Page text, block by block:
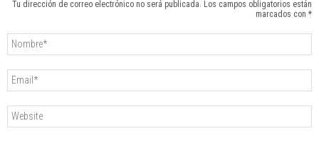
Tu dirección de correo electrónico no será publicada. Los campos obligatorios están
marcados con *